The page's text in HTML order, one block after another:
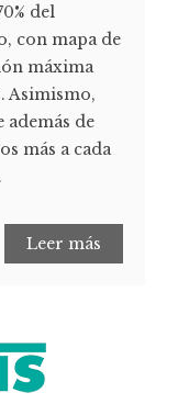
del
con mapa de
máxima
Asimismo,
además de
más a cada
Leer más